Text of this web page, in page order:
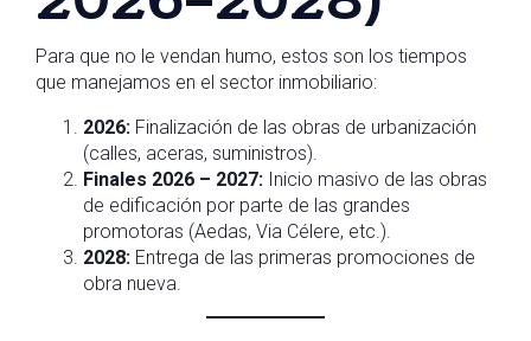
Para que no le vendan humo, estos son los tiempos
que manejamos en el sector inmobiliario:
2026: Finalización de las obras de urbanización
(calles, aceras, suministros).
Finales 2026 – 2027: Inicio masivo de las obras
de edificación por parte de las grandes
promotoras (Aedas, Via Célere, etc.).
2028: Entrega de las primeras promociones de
obra nueva.